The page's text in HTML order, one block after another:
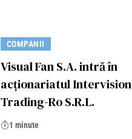
COMPANII
Visual Fan S.A. intră în
acţionariatul Intervision
Trading-Ro S.R.L.
1 minute